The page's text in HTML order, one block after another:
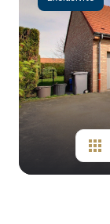
AVIS
CLIENTS
CONTACT